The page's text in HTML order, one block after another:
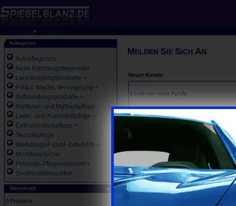
»
Kategorien
Autopflegesets
Neue Fahrzeugpflegemittel
Lackreinigungsprodukte->
Politur, Wachs, Versiegelung->
Aufbereitungsprodukte->
Mattfolien und Mattlackpflege
Leder- und Kunststoffpflege->
Cabrioverdeckpflege->
Technikpflege
WerkzeugeÂ undÂ ZubehÃ¶r->
Microfasertücher
Petzoldts-Pflegesortiment->
Sonderaktionsartikel
Warenkorb
0 Produkte
MELDEN SIE SICH AN
Neuer Kunde
Ich bin ein neuer Kunde.
Durch Ihre Anmeldung bei Spiegelglanz
Status Ihrer Bestellungen und haben